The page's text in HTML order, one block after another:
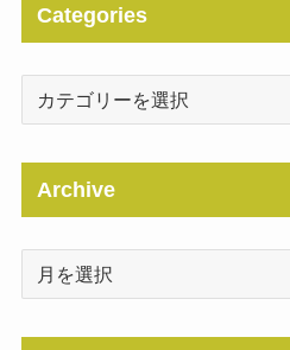
Categories
Categories
Archive
Archive